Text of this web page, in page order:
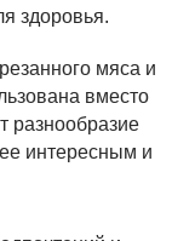
здоровья.
мяса и
вместо
разнообразие
интересным и